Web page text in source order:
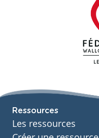
Ressources
Les ressources